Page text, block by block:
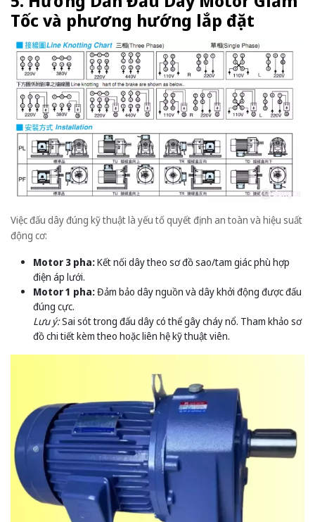
Tốc và phương hướng lắp đặt
Việc đấu dây đúng kỹ thuật là yếu tố quyết định an toàn và hiệu suất
động cơ:
Motor 3 pha:Kết nối dây theo sơ đồ sao/tam giác phù hợp
điện áp lưới.
Motor 1 pha:Đảm bảo dây nguồn và dây khởi động được đấu
đúng cực.
Lưu ý:Sai sót trong đấu dây có thể gây cháy nổ. Tham khảo sơ
đồ chi tiết kèm theo hoặc liên hệ kỹ thuật viên.